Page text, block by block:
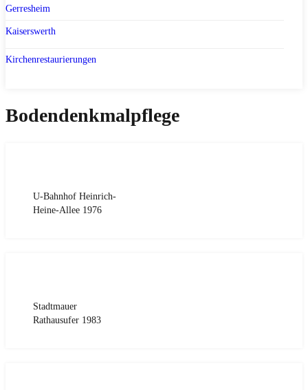
Gerresheim
Kaiserswerth
Kirchenrestaurierungen
Bodendenkmalpflege
U-Bahnhof Heinrich-
Heine-Allee 1976
Stadtmauer
Rathausufer 1983